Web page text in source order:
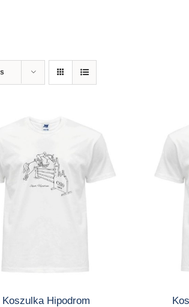
Koszulka Hipodrom